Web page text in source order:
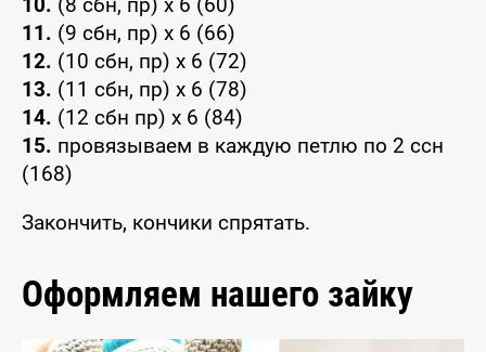
11. (9 сбн, пр) x 6 (66)
12. (10 сбн, пр) x 6 (72)
13. (11 сбн, пр) x 6 (78)
14. (12 сбн пр) x 6 (84)
15. провязываем в каждую петлю по 2 ссн
(168)
Закончить, кончики спрятать.
Оформляем нашего зайку